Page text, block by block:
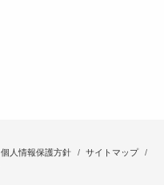
個人情報保護方針
サイトマップ